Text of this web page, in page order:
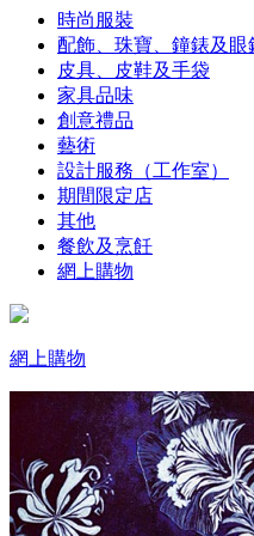
時尚服裝
配飾、珠寶、鐘錶及眼
皮具、皮鞋及手袋
家具品味
創意禮品
藝術
設計服務（工作室）
期間限定店
其他
餐飲及烹飪
網上購物
網上購物